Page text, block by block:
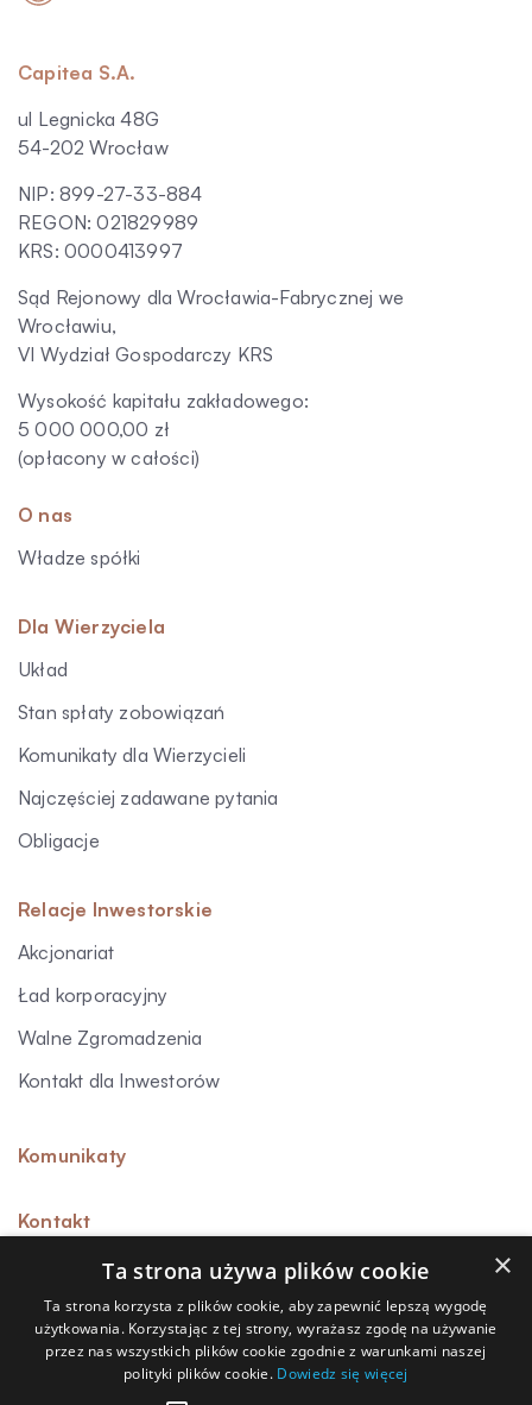
Capitea S.A.
ul Legnicka 48G
54-202 Wrocław
NIP: 899-27-33-884
REGON: 021829989
KRS: 0000413997
Sąd Rejonowy dla Wrocławia-Fabrycznej we
Wrocławiu,
VI Wydział Gospodarczy KRS
Wysokość kapitału zakładowego:
5 000 000,00 zł
(opłacony w całości)
O nas
Władze spółki
Dla Wierzyciela
Układ
Stan spłaty zobowiązań
Komunikaty dla Wierzycieli
Najczęściej zadawane pytania
Obligacje
Relacje Inwestorskie
Akcjonariat
Ład korporacyjny
Walne Zgromadzenia
Kontakt dla Inwestorów
Komunikaty
Kontakt
Sygnalista
Polityka prywatności
×
Ta strona używa plików cookie
Ta strona korzysta z plików cookie, aby zapewnić lepszą wygodę
użytkowania. Korzystając z tej strony, wyrażasz zgodę na używanie
przez nas wszystkich plików cookie zgodnie z warunkami naszej
polityki plików cookie. Dowiedz się więcej